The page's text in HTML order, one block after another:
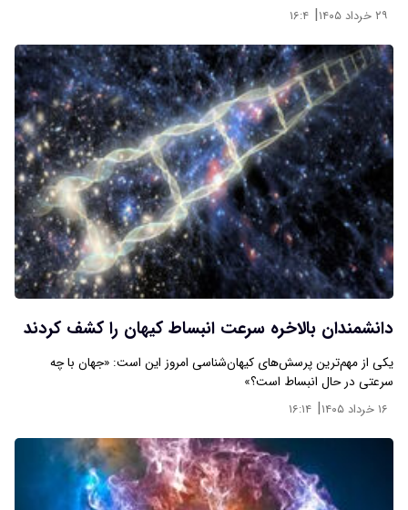
۲۹ خرداد ۱۴۰۵ | ۱۶:۴
دانشمندان بالاخره سرعت انبساط کیهان را کشف کردند
یکی از مهم‌ترین پرسش‌های کیهان‌شناسی امروز این است: «جهان با چه
سرعتی در حال انبساط است؟»
۱۶ خرداد ۱۴۰۵ | ۱۶:۱۴